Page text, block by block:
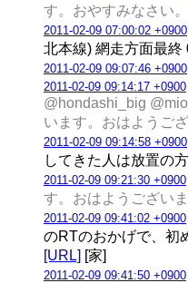
す。おやすみなさい
2011-02-09 07:00:02 +0900
北本線) 網走方面最終
2011-02-09 09:07:46 +0900
2011-02-09 09:14:17 +0900
@hondashi_big
います。おはようご
2011-02-09 09:14:58 +0900
してきた人は放置の
2011-02-09 09:21:30 +0900
す。おはようござい
2011-02-09 09:41:02 +0900
のRTのおかげで、初
[URL] [家]
2011-02-09 09:41:50 +0900